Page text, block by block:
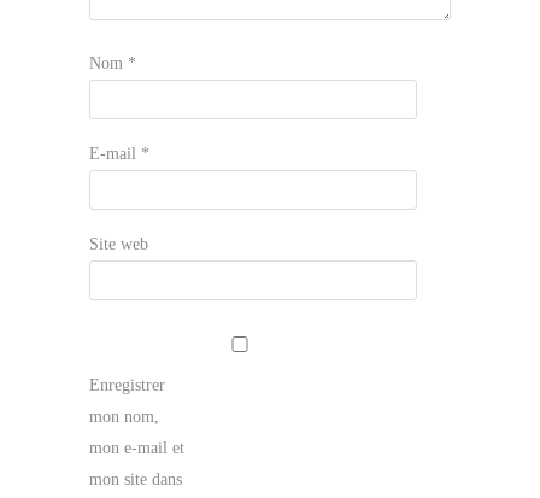
Nom *
E-mail *
Site web
Enregistrer
mon nom,
mon e-mail et
mon site dans